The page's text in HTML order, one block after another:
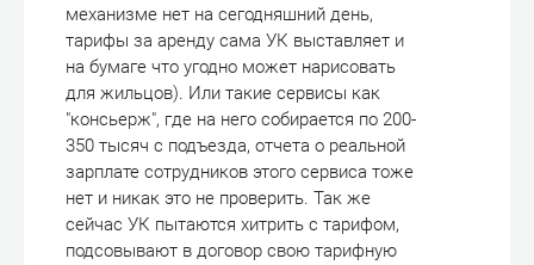
механизме нет на сегодняшний день,
тарифы за аренду сама УК выставляет и
на бумаге что угодно может нарисовать
для жильцов). Или такие сервисы как
"консьерж", где на него собирается по 200-
350 тысяч с подъезда, отчета о реальной
зарплате сотрудников этого сервиса тоже
нет и никак это не проверить. Так же
сейчас УК пытаются хитрить с тарифом,
подсовывают в договор свою тарифную